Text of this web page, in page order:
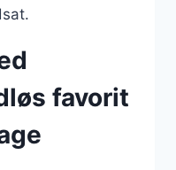
favorit